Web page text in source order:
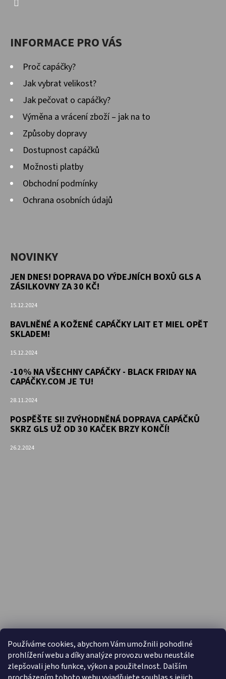
Používáme cookies, abychom Vám umožnili pohodlné
prohlížení webu a díky analýze provozu webu neustále
zlepšovali jeho funkce, výkon a použitelnost. Dalším
INFORMACE PRO VÁS
Proč capáčky?
Jak vybrat velikost?
Jak pečovat o capáčky?
Výměna a vrácení zboží – jak na to
Způsoby dopravy
Dostupnost capáčků
Možnosti platby
Obchodní podmínky
Ochrana osobních údajů
NOVINKY
JEN DNES! DOPRAVA DO VÝDEJNÍCH BOXŮ GLS A
ZÁSILKOVNY ZA 30 KČ!
15.12.2024
BAVLNĚNÉ A KOŽENÉ CAPÁČKY LAIT ET MIEL OPĚT
SKLADEM!
15.12.2024
-10% NA VŠECHNY CAPÁČKY - BLACK FRIDAY NA
CAPÁČKY.COM JE TU!
28.11.2024
POSPĚŠTE SI! ZVÝHODNĚNÁ DOPRAVA CAPÁČKŮ
SKRZ GLS UŽ OD 30 KAČEK BRZY KONČÍ!
26.2.2024
PŘIJÍMÁME ONLINE PLATBY